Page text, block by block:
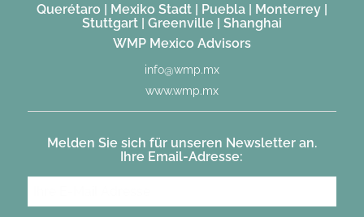
Querétaro | Mexiko Stadt | Puebla | Monterrey |
Stuttgart | Greenville | Shanghai
WMP Mexico Advisors
info@wmp.mx
www.wmp.mx
Melden Sie sich für unseren Newsletter an.
Ihre Email-Adresse: